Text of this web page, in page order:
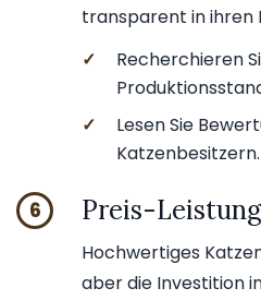
transparent in ihren
✓
Recherchieren
✓
Lesen Sie
Katzenbesitzern.
6 Preis-
Hochwertiges
aber die Investition